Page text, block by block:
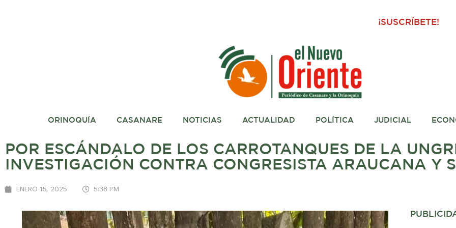
¡SUSCRÍBETE!
ORINOQUÍA CASANARE NOTICIAS ACTUALIDAD POLÍTICA JUDICIAL
POR ESCÁNDALO DE LOS CARROTANQUES DE LA
INVESTIGACIÓN CONTRA CONGRESISTA ARAUCANA Y
ENERO 15, 2025 5:38 PM